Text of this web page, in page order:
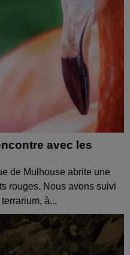
avec les
de Mulhouse abrite une
rouges. Nous avons suivi
à...